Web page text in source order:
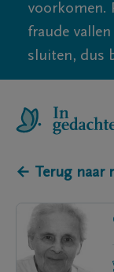
voorkomen.
fraude
sluiten, dus
← Terug naar